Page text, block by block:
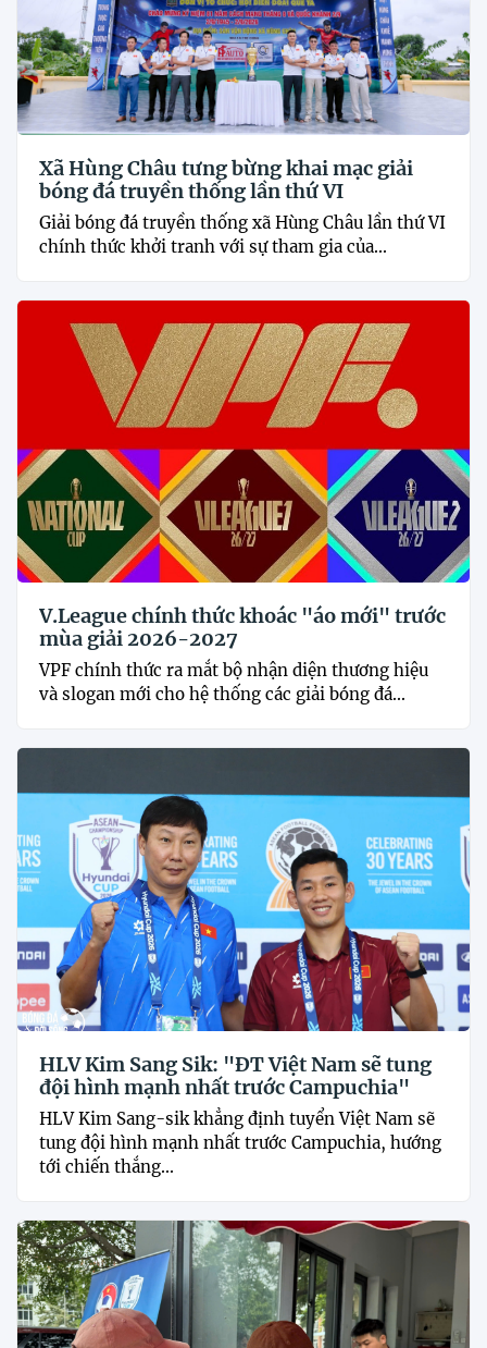
Xã Hùng Châu tưng bừng khai mạc giải
bóng đá truyền thống lần thứ VI
Giải bóng đá truyền thống xã Hùng Châu lần thứ VI
chính thức khởi tranh với sự tham gia của...
V.League chính thức khoác "áo mới" trước
mùa giải 2026-2027
VPF chính thức ra mắt bộ nhận diện thương hiệu
và slogan mới cho hệ thống các giải bóng đá...
HLV Kim Sang Sik: "ĐT Việt Nam sẽ tung
đội hình mạnh nhất trước Campuchia"
HLV Kim Sang-sik khẳng định tuyển Việt Nam sẽ
tung đội hình mạnh nhất trước Campuchia, hướng
tới chiến thắng...